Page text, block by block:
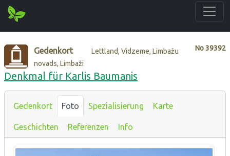
No39392
Gedenkort
Lettland, Vidzeme, Limbažu
novads, Limbaži
Denkmal für Karlis Baumanis
Gedenkort Foto Spezialisierung Karte
Geschichten Referenzen Info